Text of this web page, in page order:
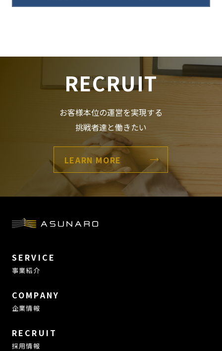
RECRUIT
お客様本位の運営を実現する
挑戦者達と働きたい
LEARN MORE
SERVICE
事業紹介
COMPANY
企業情報
RECRUIT
採用情報